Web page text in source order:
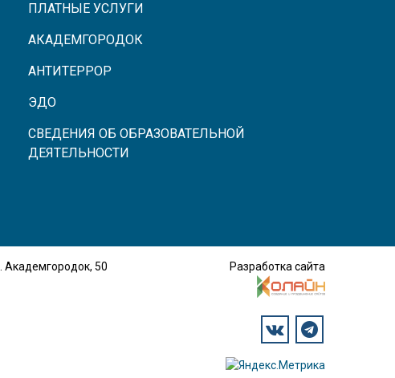
ПЛАТНЫЕ УСЛУГИ
АКАДЕМГОРОДОК
АНТИТЕРРОР
ЭДО
СВЕДЕНИЯ ОБ ОБРАЗОВАТЕЛЬНОЙ
ДЕЯТЕЛЬНОСТИ
Академгородок, 50
Разработка сайта